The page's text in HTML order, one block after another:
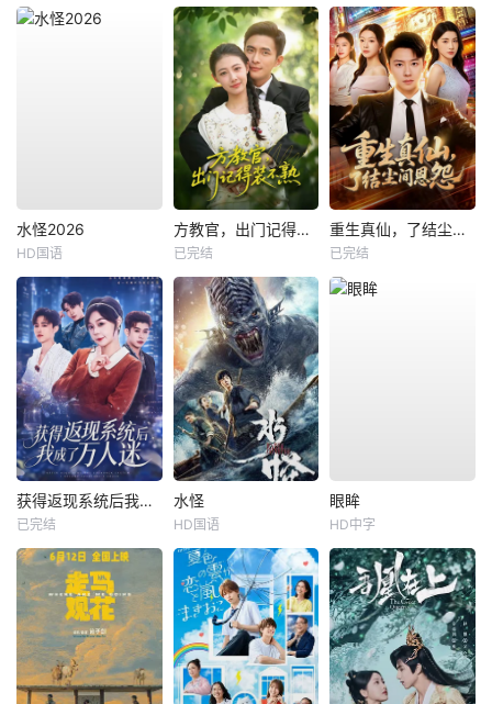
水怪2026
HD国语
方教官，出门记得装不熟
已完结
重生真仙，了结尘间恩怨
已完结
获得返现系统后我成了万人迷
已完结
水怪
HD国语
眼眸
HD中字